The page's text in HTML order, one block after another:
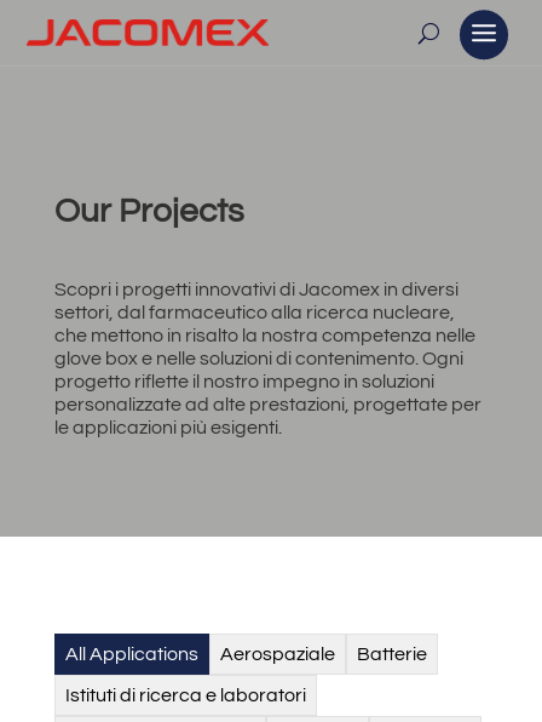
Our Projects
Scopri i progetti innovativi di Jacomex in diversi
settori, dal farmaceutico alla ricerca nucleare,
che mettono in risalto la nostra competenza nelle
glove box e nelle soluzioni di contenimento. Ogni
progetto riflette il nostro impegno in soluzioni
personalizzate ad alte prestazioni, progettate per
le applicazioni più esigenti.
All Applications Aerospaziale Batterie
Istituti di ricerca e laboratori